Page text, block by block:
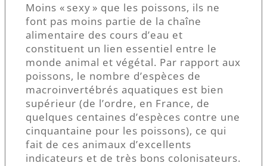
Moins « sexy » que les poissons, ils ne
font pas moins partie de la chaîne
alimentaire des cours d’eau et
constituent un lien essentiel entre le
monde animal et végétal. Par rapport aux
poissons, le nombre d’espèces de
macroinvertébrés aquatiques est bien
supérieur (de l’ordre, en France, de
quelques centaines d’espèces contre une
cinquantaine pour les poissons), ce qui
fait de ces animaux d’excellents
indicateurs et de très bons colonisateurs.